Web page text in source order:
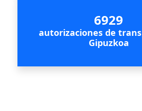
6929
autorizaciones de
Gipuzkoa